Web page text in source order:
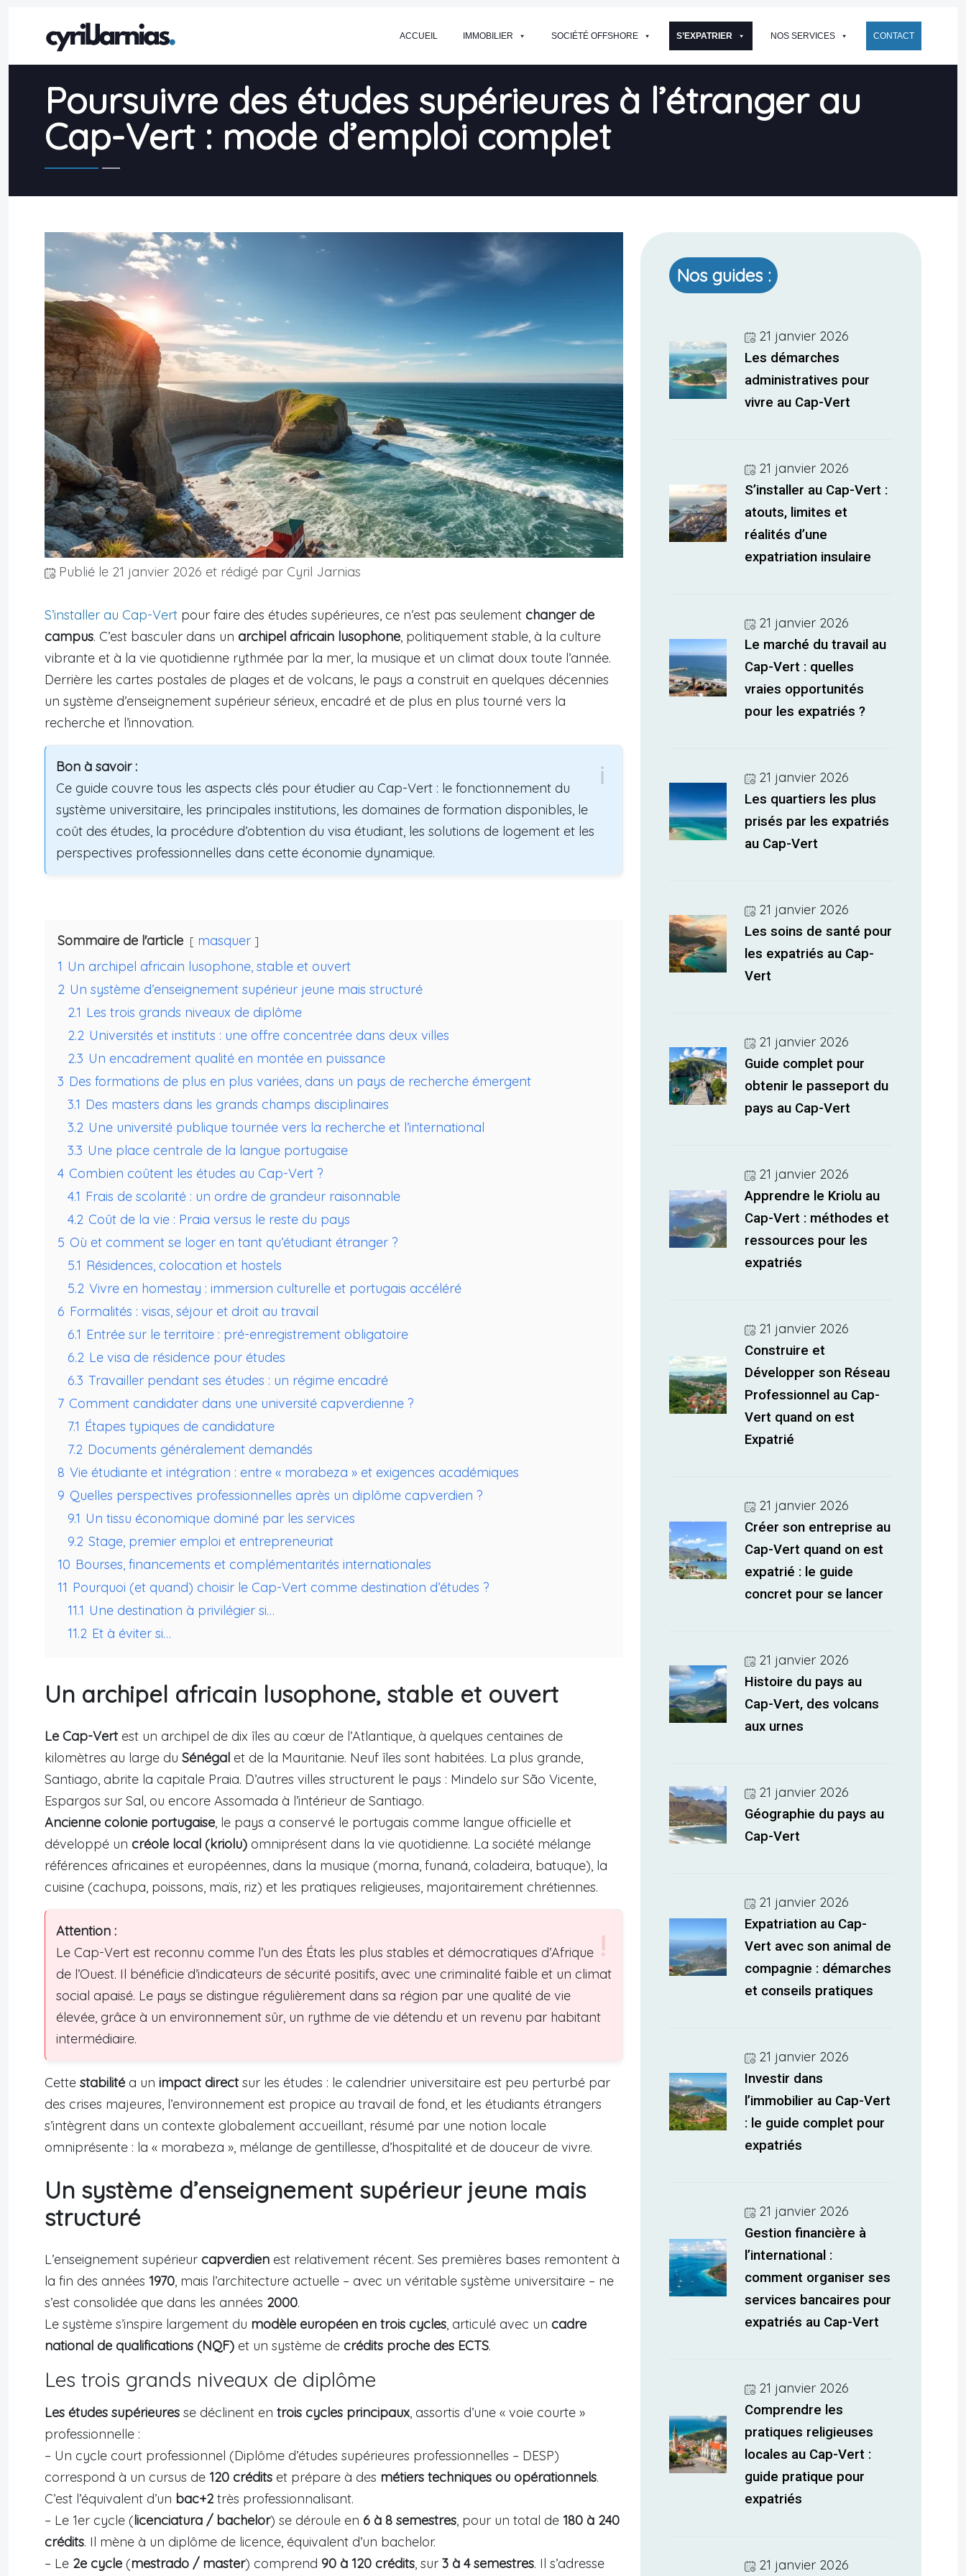
ACCUEIL IMMOBILIER SOCIÉTÉ OFFSHORE S’EXPATRIER NOS SERVICES CONTACT
Poursuivre des études supérieures à l’étranger au
Cap-Vert : mode d’emploi complet
Publié le 21 janvier 2026 et rédigé par Cyril Jarnias
S’installer au Cap-Vert pour faire des études supérieures, ce n’est pas seulement changer de
campus. C’est basculer dans un archipel africain lusophone, politiquement stable, à la culture
vibrante et à la vie quotidienne rythmée par la mer, la musique et un climat doux toute l’année.
Derrière les cartes postales de plages et de volcans, le pays a construit en quelques décennies
un système d’enseignement supérieur sérieux, encadré et de plus en plus tourné vers la
recherche et l’innovation.
Bon à savoir :
Ce guide couvre tous les aspects clés pour étudier au Cap-Vert : le fonctionnement du
système universitaire, les principales institutions, les domaines de formation disponibles, le
coût des études, la procédure d’obtention du visa étudiant, les solutions de logement et les
perspectives professionnelles dans cette économie dynamique.
Sommaire de l'article
masquer
1 Un archipel africain lusophone, stable et ouvert
2 Un système d’enseignement supérieur jeune mais structuré
2.1 Les trois grands niveaux de diplôme
2.2 Universités et instituts : une offre concentrée dans deux villes
2.3 Un encadrement qualité en montée en puissance
3 Des formations de plus en plus variées, dans un pays de recherche émergent
3.1 Des masters dans les grands champs disciplinaires
3.2 Une université publique tournée vers la recherche et l’international
3.3 Une place centrale de la langue portugaise
4 Combien coûtent les études au Cap-Vert ?
4.1 Frais de scolarité : un ordre de grandeur raisonnable
4.2 Coût de la vie : Praia versus le reste du pays
5 Où et comment se loger en tant qu’étudiant étranger ?
5.1 Résidences, colocation et hostels
5.2 Vivre en homestay : immersion culturelle et portugais accéléré
6 Formalités : visas, séjour et droit au travail
6.1 Entrée sur le territoire : pré-enregistrement obligatoire
6.2 Le visa de résidence pour études
6.3 Travailler pendant ses études : un régime encadré
7 Comment candidater dans une université capverdienne ?
7.1 Étapes typiques de candidature
7.2 Documents généralement demandés
8 Vie étudiante et intégration : entre « morabeza » et exigences académiques
9 Quelles perspectives professionnelles après un diplôme capverdien ?
9.1 Un tissu économique dominé par les services
9.2 Stage, premier emploi et entrepreneuriat
10 Bourses, financements et complémentarités internationales
11 Pourquoi (et quand) choisir le Cap-Vert comme destination d’études ?
11.1 Une destination à privilégier si…
11.2 Et à éviter si…
Un archipel africain lusophone, stable et ouvert
Le Cap-Vertest un archipel de dix îles au cœur de l’Atlantique, à quelques centaines de
kilomètres au large du Sénégal et de la Mauritanie. Neuf îles sont habitées. La plus grande,
Santiago, abrite la capitale Praia. D’autres villes structurent le pays : Mindelo sur São Vicente,
Espargos sur Sal, ou encore Assomada à l’intérieur de Santiago.
Ancienne colonie portugaise, le pays a conservé le portugais comme langue officielle et
développé un créole local (kriolu) omniprésent dans la vie quotidienne. La société mélange
références africaines et européennes, dans la musique (morna, funaná, coladeira, batuque), la
cuisine (cachupa, poissons, maïs, riz) et les pratiques religieuses, majoritairement chrétiennes.
Attention :
Le Cap-Vert est reconnu comme l’un des États les plus stables et démocratiques d’Afrique
de l’Ouest. Il bénéficie d’indicateurs de sécurité positifs, avec une criminalité faible et un climat
social apaisé. Le pays se distingue régulièrement dans sa région par une qualité de vie
élevée, grâce à un environnement sûr, un rythme de vie détendu et un revenu par habitant
intermédiaire.
Cette stabilité a un impact directsur les études : le calendrier universitaire est peu perturbé par
des crises majeures, l’environnement est propice au travail de fond, et les étudiants étrangers
s’intègrent dans un contexte globalement accueillant, résumé par une notion locale
omniprésente : la « morabeza », mélange de gentillesse, d’hospitalité et de douceur de vivre.
Un système d’enseignement supérieur jeune mais
structuré
L’enseignement supérieur capverdien est relativement récent. Ses premières bases remontent à
la fin des années 1970, mais l’architecture actuelle – avec un véritable système universitaire – ne
s’est consolidée que dans les années 2000.
Le système s’inspire largement du modèle européen en trois cycles, articulé avec un cadre
national de qualifications (NQF) et un système de crédits proche des ECTS.
Les trois grands niveaux de diplôme
Les études supérieures se déclinent en trois cycles principaux, assortis d’une « voie courte »
professionnelle :
– Un cycle court professionnel (Diplôme d’études supérieures professionnelles – DESP)
correspond à un cursus de 120 crédits et prépare à des métiers techniques ou opérationnels.
C’est l’équivalent d’un bac+2 très professionnalisant.
– Le 1er cycle (licenciatura / bachelor) se déroule en 6 à 8 semestres, pour un total de 180 à 240
crédits. Il mène à un diplôme de licence, équivalent d’un bachelor.
– Le 2e cycle (mestrado / master) comprend 90 à 120 crédits, sur 3 à 4 semestres. Il s’adresse
Nos guides :
21 janvier 2026
Les démarches
administratives pour
vivre au Cap-Vert
21 janvier 2026
S’installer au Cap-Vert :
atouts, limites et
réalités d’une
expatriation insulaire
21 janvier 2026
Le marché du travail au
Cap-Vert : quelles
vraies opportunités
pour les expatriés ?
21 janvier 2026
Les quartiers les plus
prisés par les expatriés
au Cap-Vert
21 janvier 2026
Les soins de santé pour
les expatriés au Cap-
Vert
21 janvier 2026
Guide complet pour
obtenir le passeport du
pays au Cap-Vert
21 janvier 2026
Apprendre le Kriolu au
Cap-Vert : méthodes et
ressources pour les
expatriés
21 janvier 2026
Construire et
Développer son Réseau
Professionnel au Cap-
Vert quand on est
Expatrié
21 janvier 2026
Créer son entreprise au
Cap-Vert quand on est
expatrié : le guide
concret pour se lancer
21 janvier 2026
Histoire du pays au
Cap-Vert, des volcans
aux urnes
21 janvier 2026
Géographie du pays au
Cap-Vert
21 janvier 2026
Expatriation au Cap-
Vert avec son animal de
compagnie : démarches
et conseils pratiques
21 janvier 2026
Investir dans
l’immobilier au Cap-Vert
: le guide complet pour
expatriés
21 janvier 2026
Gestion financière à
l’international :
comment organiser ses
services bancaires pour
expatriés au Cap-Vert
21 janvier 2026
Comprendre les
pratiques religieuses
locales au Cap-Vert :
guide pratique pour
expatriés
21 janvier 2026